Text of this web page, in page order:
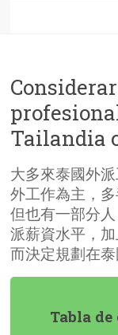
Tailandia
大多來泰國外
外工作為主，
但也有一部分
派薪資水平，
而決定規劃在泰
Tabla